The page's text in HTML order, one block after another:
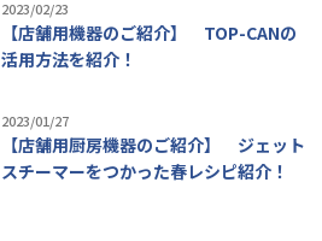
2023/02/23
【店舗用機器のご紹介】 TOP-CANの
活用方法を紹介！
2023/01/27
【店舗用厨房機器のご紹介】 ジェット
スチーマーをつかった春レシピ紹介！